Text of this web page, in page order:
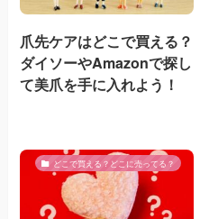
爪先ケアはどこで買える？
ダイソーやAmazonで探し
て美爪を手に入れよう！
どこで買える？どこに売ってる？